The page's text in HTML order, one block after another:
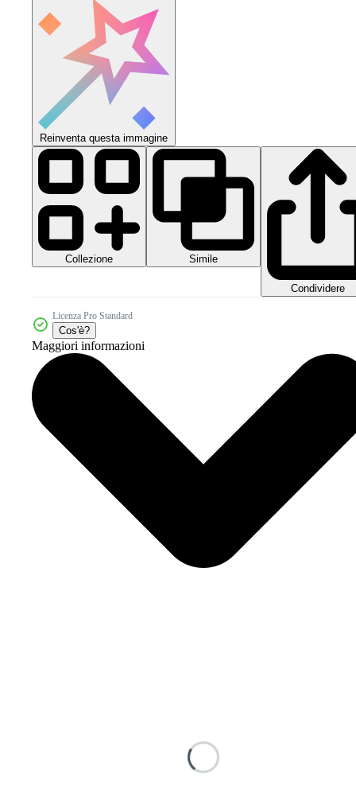
Reinventa questa immagine
Collezione Simile
Condividere
Licenza Pro Standard
Cos'è?
Maggiori informazioni